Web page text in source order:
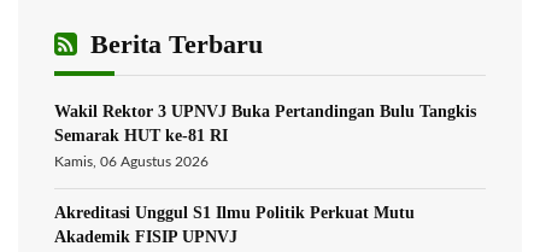
Berita Terbaru
Wakil Rektor 3 UPNVJ Buka Pertandingan Bulu Tangkis
Semarak HUT ke-81 RI
Kamis, 06 Agustus 2026
Akreditasi Unggul S1 Ilmu Politik Perkuat Mutu
Akademik FISIP UPNVJ